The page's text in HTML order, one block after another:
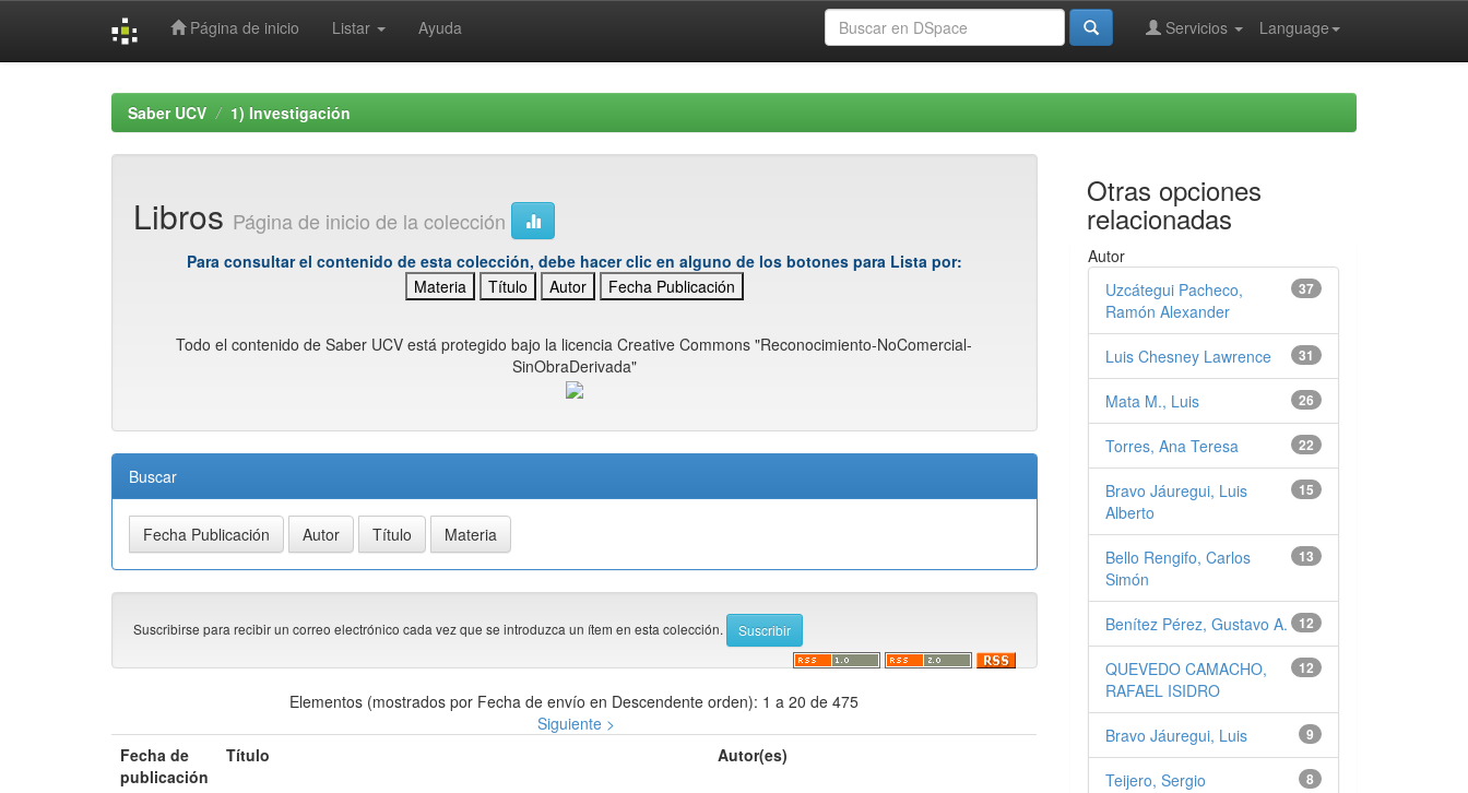
Página de inicio Listar Ayuda Language
Servicios
Saber UCV 1) Investigación
Libros Página de inicio de la colección
Para consultar el contenido de esta colección, debe hacer clic en alguno de los botones para Lista por:
Materia
Título Autor Fecha Publicación
Todo el contenido de Saber UCV está protegido bajo la licencia Creative Commons "Reconocimiento-NoComercial-
SinObraDerivada"
Buscar
Suscribirse para recibir un correo electrónico cada vez que se introduzca un ítem en esta colección.
Elementos (mostrados por Fecha de envío en Descendente orden): 1 a 20 de 475
Siguiente >
Fecha de
publicación
Título Autor(es)
Otras opciones
relacionadas
Autor
37
Uzcátegui Pacheco,
Ramón Alexander
31
Luis Chesney Lawrence
26
Mata M., Luis
22
Torres, Ana Teresa
15
Bravo Jáuregui, Luis
Alberto
13
Bello Rengifo, Carlos
Simón
12
Benítez Pérez, Gustavo A.
12
QUEVEDO CAMACHO,
RAFAEL ISIDRO
9
Bravo Jáuregui, Luis
8
Teijero, Sergio